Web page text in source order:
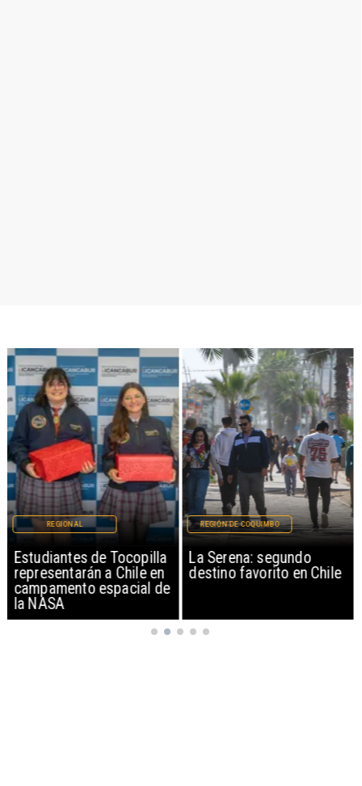
Estudiantes de Tocopilla
representarán a Chile en
campamento espacial de
la NASA
REGIONAL
La Serena: segundo
destino favorito en Chile
REGIÓN DE COQUIMBO